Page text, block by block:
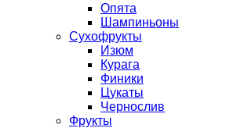
Опята
Шампиньоны
Сухофрукты
Изюм
Курага
Финики
Цукаты
Чернослив
Фрукты